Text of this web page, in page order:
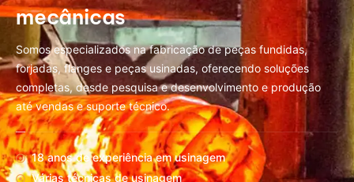
mecânicas
Somos especializados na fabricação de peças fundidas,
forjadas, flanges e peças usinadas, oferecendo soluções
completas, desde pesquisa e desenvolvimento e produção
até vendas e suporte técnico.
18 anos de experiência em usinagem
Várias técnicas de usinagem